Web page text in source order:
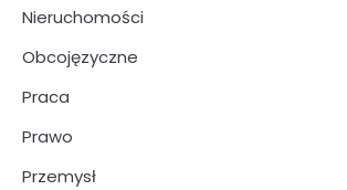
Nieruchomości
Obcojęzyczne
Praca
Prawo
Przemysł